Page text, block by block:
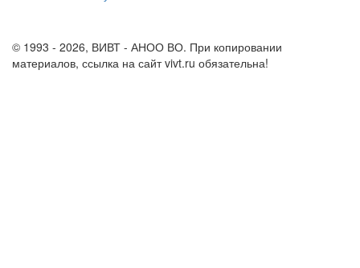
© 1993 - 2026, ВИВТ - АНОО ВО. При копировании
материалов, ссылка на сайт vivt.ru обязательна!